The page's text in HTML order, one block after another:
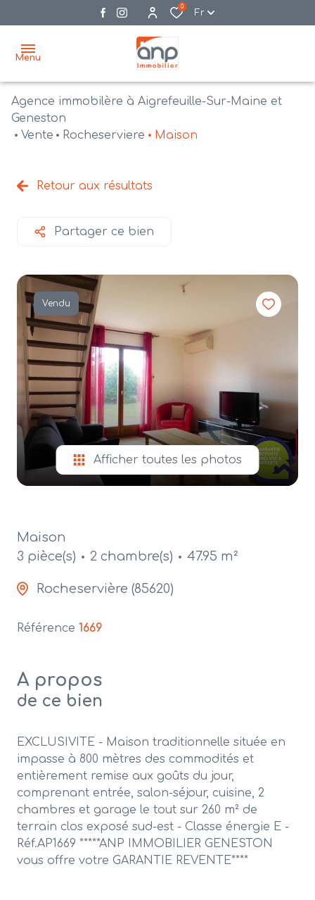
0
Fr
Menu
accueil
vente
agences
estimation
alerte
e-
mail
contact
Agence immobilère à Aigrefeuille-Sur-Maine et
Geneston
Vente
Rocheserviere Maison
Retour aux résultats
Partager ce bien
Vendu
Afficher toutes les photos
Maison
3 pièce(s)
2 chambre(s) 47.95 m²
Rocheservière (85620)
Référence 1669
A propos
de ce bien
EXCLUSIVITE - Maison traditionnelle située en
impasse à 800 mètres des commodités et
entièrement remise aux goûts du jour,
comprenant entrée, salon-séjour, cuisine, 2
chambres et garage le tout sur 260 m² de
terrain clos exposé sud-est - Classe énergie E -
Réf.AP1669 *****ANP IMMOBILIER GENESTON
vous offre votre GARANTIE REVENTE****